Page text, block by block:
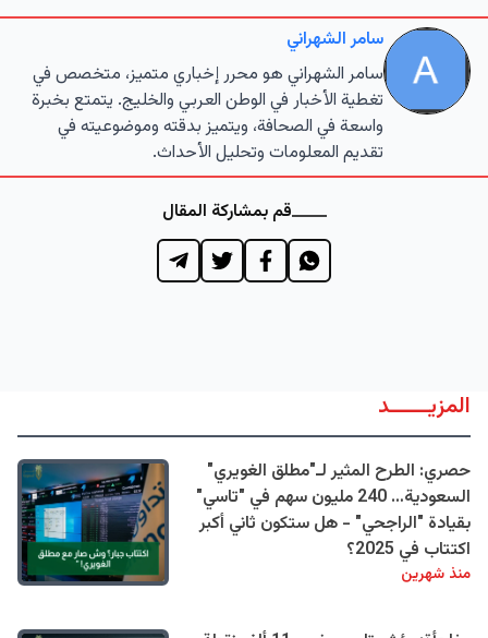
سامر الشهراني
سامر الشهراني هو محرر إخباري متميز، متخصص في
تغطية الأخبار في الوطن العربي والخليج. يتمتع بخبرة
واسعة في الصحافة، ويتميز بدقته وموضوعيته في
تقديم المعلومات وتحليل الأحداث.
قم بمشاركة المقال
المزيــــــد
حصري: الطرح المثير لـ"مطلق الغويري"
السعودية… 240 مليون سهم في "تاسي"
بقيادة "الراجحي" - هل ستكون ثاني أكبر
اكتتاب في 2025؟
منذ شهرين